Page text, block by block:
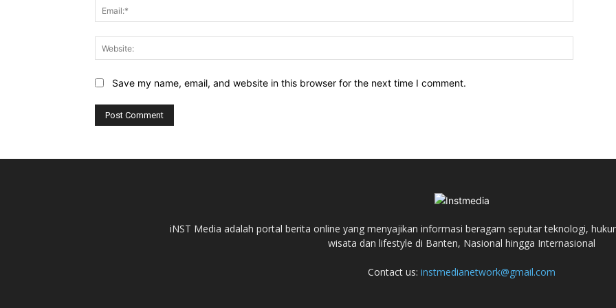
Save my name, email, and website in this browser for the next time I comment.
iNST Media adalah portal berita online yang menyajikan informasi beragam seputar teknologi,
wisata dan lifestyle di Banten, Nasional hingga Internasional
Contact us:instmedianetwork@gmail.com